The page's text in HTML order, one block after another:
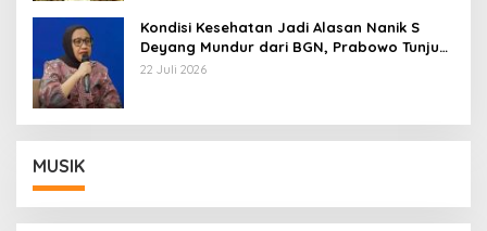
Kondisi Kesehatan Jadi Alasan Nanik S
Deyang Mundur dari BGN, Prabowo Tunjuk
Wamentan Sudaryono
22 Juli 2026
MUSIK